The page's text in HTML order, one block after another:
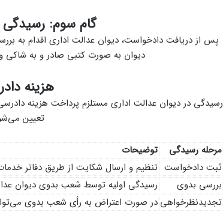
گام سوم:
پس از دریافت دادخواست، دیوان عدالت اداری اقدام به
دیوان به صورت کتبی صادر و به شاکی
هزینه
رسیدگی در دیوان عدالت اداری مستلزم پرداخت هزینه
تعیین
مرحله رسیدگی
توضیحات
ثبت دادخواست تنظیم و ارسال شکایت از طریق دفاتر
بررسی بدوی
رسیدگی اولیه توسط شعب بدوی دیوان
تجدیدنظرخواهی در صورت اعتراض به رأی شعب بدوی